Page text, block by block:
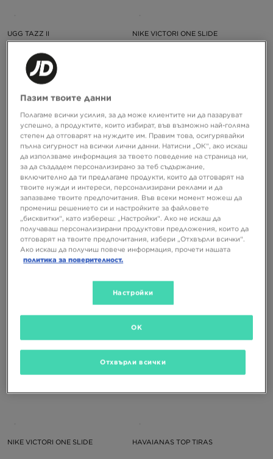
UGG TAZZ II
149,99 €
293,36 ЛВ.
NIKE VICTORI ONE SLIDE
UGG TAZZ II UGG TASMAN II
NIKE VICTORI ONE SLIDE HAVAIANAS TOP TIRAS
Пазим твоите данни
Полагаме всички усилия, за да може клиентите ни да пазаруват
успешно, а продуктите, които избират, във възможно най-голяма
степен да отговарят на нуждите им. Правим това, осигурявайки
пълна сигурност на всички лични данни. Натисни „ОК“, ако искаш
да използваме информация за твоето поведение на страница ни,
за да създадем персонализирано за теб съдържание,
включително да ти предлагаме продукти, които да отговарят на
твоите нужди и интереси, персонализирани реклами и да
запазваме твоите предпочитания. Във всеки момент можеш да
промениш решението си и настройките за файловете
„бисквитки“, като избереш: „Настройки“. Ако не искаш да
получаваш персонализирани продуктови предложения, които да
отговарят на твоите предпочитания, избери „Отхвърли всички“.
Ако искаш да получиш повече информация, прочети нашата
политика за поверителност.
Настройки
Отхвърли всички
OK